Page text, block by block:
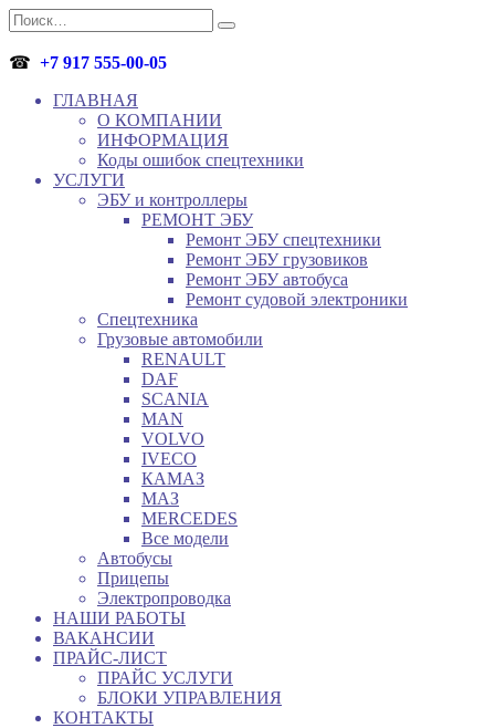
Перейти
к
содержанию
Search
for:
☎ +7 917 555-00-05
ГЛАВНАЯ
О КОМПАНИИ
ИНФОРМАЦИЯ
Коды ошибок спецтехники
УСЛУГИ
ЭБУ и контроллеры
РЕМОНТ ЭБУ
Ремонт ЭБУ спецтехники
Ремонт ЭБУ грузовиков
Ремонт ЭБУ автобуса
Ремонт судовой электроники
Спецтехника
Грузовые автомобили
RENAULT
DAF
SCANIA
MAN
VOLVO
IVECO
КАМАЗ
МАЗ
MERCEDES
Все модели
Автобусы
Прицепы
Электропроводка
НАШИ РАБОТЫ
ВАКАНСИИ
ПРАЙС-ЛИСТ
ПРАЙС УСЛУГИ
БЛОКИ УПРАВЛЕНИЯ
КОНТАКТЫ